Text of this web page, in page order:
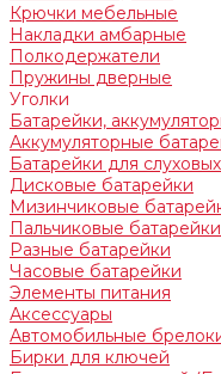
Крючки мебельные
Накладки амбарные
Полкодержатели
Пружины дверные
Уголки
Батарейки,
Аккумуляторные
Батарейки для
Дисковые батарейки
Мизинчиковые
Пальчиковые
Разные батарейки
Часовые батарейки
Элементы питания
Аксессуары
Автомобильные
Бирки для ключей